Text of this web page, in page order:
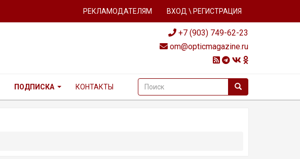
РЕКЛАМОДАТЕЛЯМ ВХОД \ РЕГИСТРАЦИЯ
+7 (903) 749-62-23
om@opticmagazine.ru
ПОДПИСКА КОНТАКТЫ